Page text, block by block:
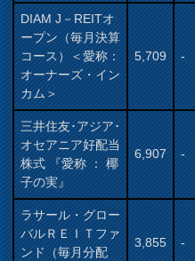
DIAM J－REITオ
ープン（毎月決算
コース）＜愛称：
オーナーズ・イン
カム＞
5,709 -
三井住友･アジア･
オセアニア好配当
株式 『愛称 ： 椰
子の実』
6,907 -
ラサール・グロー
バルＲＥＩＴファ
ンド（毎月分配
3,855 -